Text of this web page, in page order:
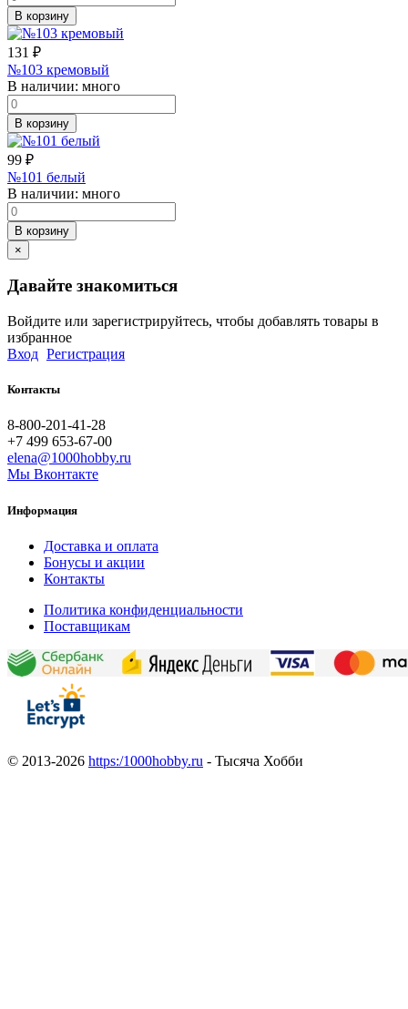
В корзину
131 ₽
№103 кремовый
В наличии: много
В корзину
99 ₽
№101 белый
В наличии: много
В корзину
×
Давайте знакомиться
Войдите или зарегистрируйтесь, чтобы добавлять товары в
избранное
Вход Регистрация
Контакты
8-800-201-41-28
+7 499 653-67-00
elena@1000hobby.ru
Мы Вконтакте
Информация
Доставка и оплата
Бонусы и акции
Контакты
Политика конфиденциальности
Поставщикам
© 2013-2026 https:/1000hobby.ru - Тысяча Хобби